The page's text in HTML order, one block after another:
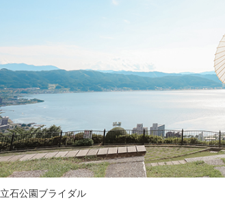
立石公園ブライダル